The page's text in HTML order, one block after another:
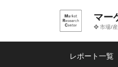
ン
マー
❖ 市場/産
レポート一覧